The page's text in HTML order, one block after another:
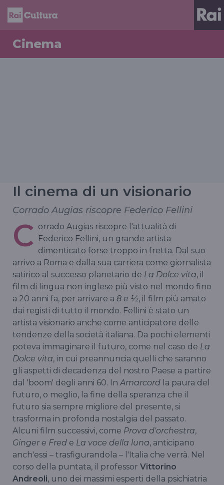
Cinema
Il cinema di un visionario
Corrado Augias riscopre Federico Fellini
C orrado Augias riscopre l'attualità di
Federico Fellini, un grande artista
dimenticato forse troppo in fretta. Dal suo
arrivo a Roma e dalla sua carriera come giornalista
satirico al successo planetario de La Dolce vita, il
film di lingua non inglese più visto nel mondo fino
a 20 anni fa, per arrivare a 8 e ½, il film più amato
dai registi di tutto il mondo. Fellini è stato un
artista visionario anche come anticipatore delle
tendenze della società italiana. Da pochi elementi
poteva immaginare il futuro, come nel caso de La
Dolce vita, in cui preannuncia quelli che saranno
gli aspetti di decadenza del nostro Paese a partire
dal 'boom' degli anni 60. InAmarcord la paura del
futuro, o meglio, la fine della speranza che il
futuro sia sempre migliore del presente, si
trasforma in profonda nostalgia del passato.
Alcuni film successivi, come Prova d'orchestra,
Ginger e Fred e La voce della luna, anticipano
anch'essi – trasfigurandola – l'Italia che verrà. Nel
corso della puntata, il professor Vittorino
Andreoli, uno dei massimi esperti della psichiatria